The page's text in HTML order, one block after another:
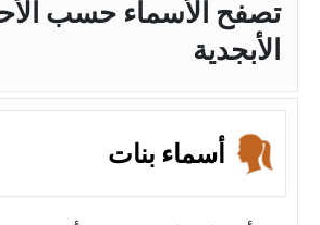
تصفح الأسماء حسب
الأبجدية
أسماء بنات